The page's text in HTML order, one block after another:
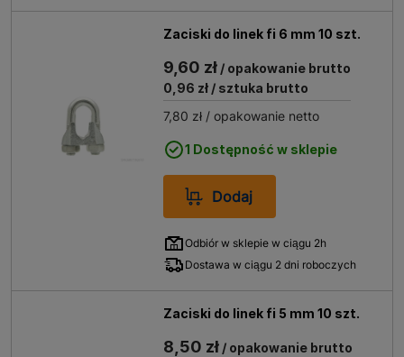
Zaciski do linek fi 6 mm 10 szt.
9,60 zł / opakowanie brutto
0,96 zł / sztuka brutto
7,80 zł / opakowanie netto
1 Dostępność w sklepie
Dodaj
Odbiór w sklepie w ciągu 2h
Dostawa w ciągu 2 dni roboczych
Zaciski do linek fi 5 mm 10 szt.
8,50 zł / opakowanie brutto